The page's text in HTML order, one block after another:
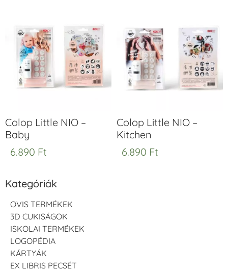
Colop Little NIO –
Baby
6.890 Ft
Colop Little NIO –
Kitchen
6.890 Ft
Kategóriák
OVIS TERMÉKEK
3D CUKISÁGOK
ISKOLAI TERMÉKEK
LOGOPÉDIA
KÁRTYÁK
EX LIBRIS PECSÉT